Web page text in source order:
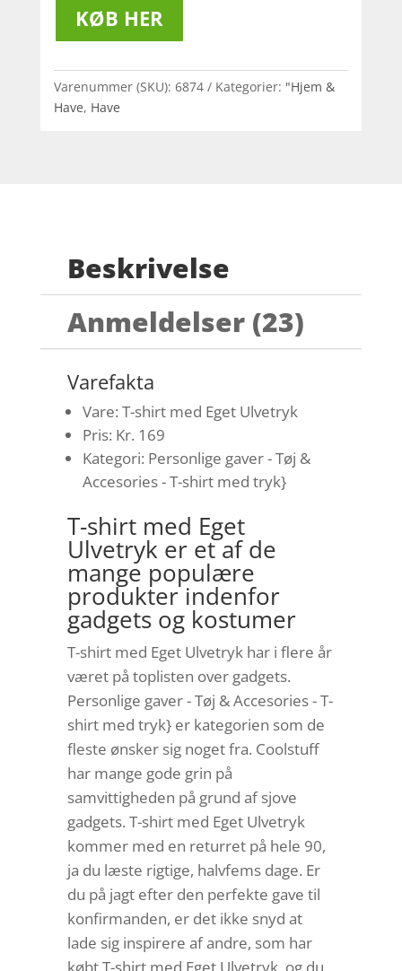
KØB HER
Varenummer (SKU): 6874 Kategorier: "Hjem &
Have, Have
Beskrivelse
Anmeldelser (23)
Varefakta
Vare: T-shirt med Eget Ulvetryk
Pris: Kr. 169
Kategori: Personlige gaver - Tøj &
Accesories - T-shirt med tryk}
T-shirt med Eget
Ulvetryk er et af de
mange populære
produkter indenfor
gadgets og kostumer
T-shirt med Eget Ulvetryk har i flere år
været på toplisten over gadgets.
Personlige gaver - Tøj & Accesories - T-
shirt med tryk} er kategorien som de
fleste ønsker sig noget fra. Coolstuff
har mange gode grin på
samvittigheden på grund af sjove
gadgets. T-shirt med Eget Ulvetryk
kommer med en returret på hele 90,
ja du læste rigtige, halvfems dage. Er
du på jagt efter den perfekte gave til
konfirmanden, er det ikke snyd at
lade sig inspirere af andre, som har